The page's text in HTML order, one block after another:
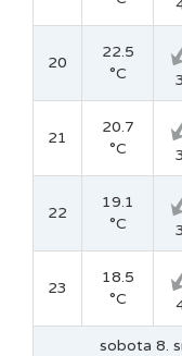
20
22.5
°C
3
21
20.7
°C
3
22
19.1
°C
3
23
18.5
°C
sobota 8.